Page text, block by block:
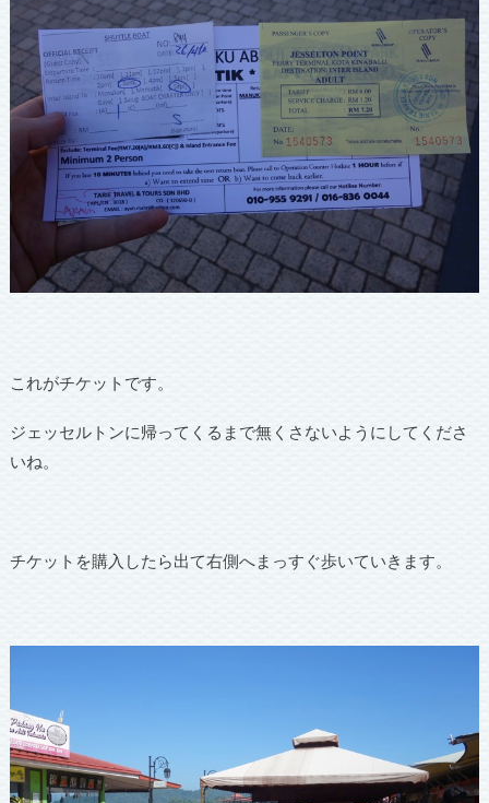
これがチケットです。
ジェッセルトンに帰ってくるまで無くさないようにしてくださ
いね。
チケットを購入したら出て右側へまっすぐ歩いていきます。